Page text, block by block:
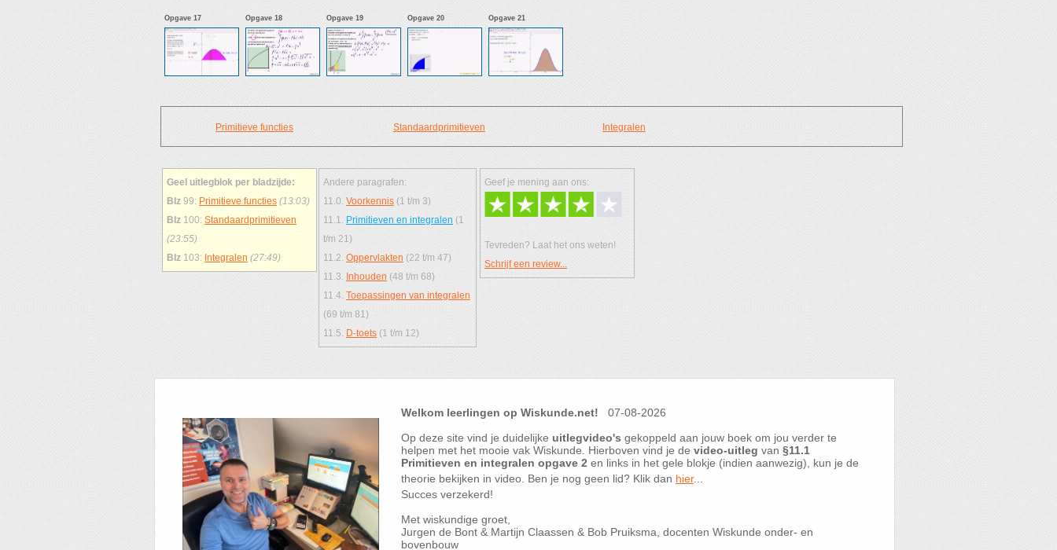
Opgave 17 Opgave 18 Opgave 19 Opgave 20 Opgave 21
Primitieve functies Standaardprimitieven Integralen
Geel uitlegblok per bladzijde:
Blz 99: Primitieve functies (13:03)
Blz 100: Standaardprimitieven
(23:55)
Blz 103: Integralen (27:49)
Andere paragrafen:
11.0. Voorkennis(1 t/m 3)
11.1. Primitieven en integralen (1
t/m 21)
11.2. Oppervlakten (22 t/m 47)
11.3. Inhouden (48 t/m 68)
11.4. Toepassingen van integralen
(69 t/m 81)
11.5. D-toets (1 t/m 12)
Geef je mening aan ons:
Tevreden? Laat het ons weten!
Schrijf een review...
Welkom leerlingen op Wiskunde.net!
07-08-2026
Op deze site vind je duidelijke uitlegvideo's gekoppeld aan jouw boek om jou verder te
helpen met het mooie vak Wiskunde. Hierboven vind je de video-uitleg van §11.1
Primitieven en integralen opgave 2 en links in het gele blokje (indien aanwezig), kun je de
theorie bekijken in video. Ben je nog geen lid? Klik dan hier...
Succes verzekerd!
Met wiskundige groet,
Jurgen de Bont & Martijn Claassen & Bob Pruiksma, docenten Wiskunde onder- en
bovenbouw